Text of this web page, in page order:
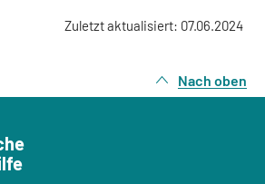
Zuletzt aktualisiert: 07.06.2024
Nach oben